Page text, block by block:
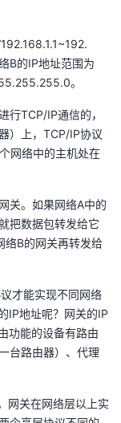
B的IP地址范围为
。
行TCP/IP通信的，
）上，TCP/IP协议
网络中的主机处在
关。如果网络A中的
把数据包转发给它
络B的网关再转发给
才能实现不同网络
IP地址呢？网关的IP
功能的设备有路由
台路由器）、代理
网关在网络层以上实